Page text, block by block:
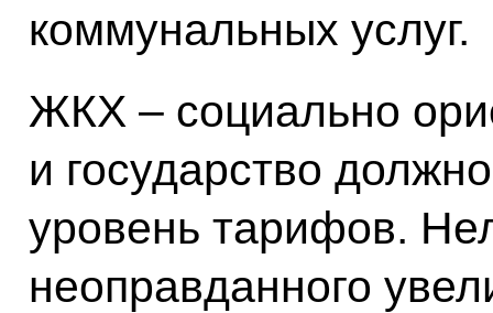
коммунальных услуг.
ЖКХ – социально
и государство
уровень тарифов.
неоправданного